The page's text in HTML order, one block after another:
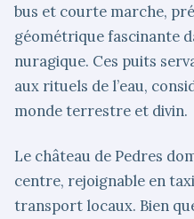
bus et courte marche,
géométrique fascinante
nuragique. Ces puits
aux rituels de l’eau,
monde terrestre et divin.
Le château de Pedres
centre, rejoignable en
transport locaux. Bien